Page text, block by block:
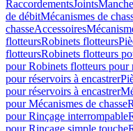
RaccordementsJoints
de débitMécanismes de
chasseAccessoires
flotteursRobinets flotteurs
flotteursRobinets flotteurs
pour Robinets flotteurs pour
pour réservoirs à encastrer
pour réservoirs à encastrer
pour Mécanismes de chasse
pour Rinçage interrompable
pour Rinçage simple touche